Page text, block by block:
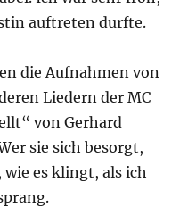
auftreten durfte.
die Aufnahmen von
Liedern der MC
von Gerhard
sie sich besorgt,
es klingt, als ich